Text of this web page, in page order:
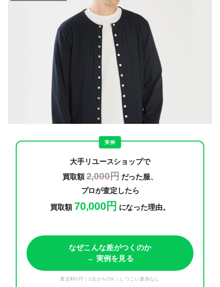
実例
大手リユースショップで
買取額2,000円だった服、
プロが査定したら
買取額 70,000円 になった理由。
なぜこんな差がつくのか
→ 実例を見る
査定料0円｜1点からOK｜しつこい連絡なし